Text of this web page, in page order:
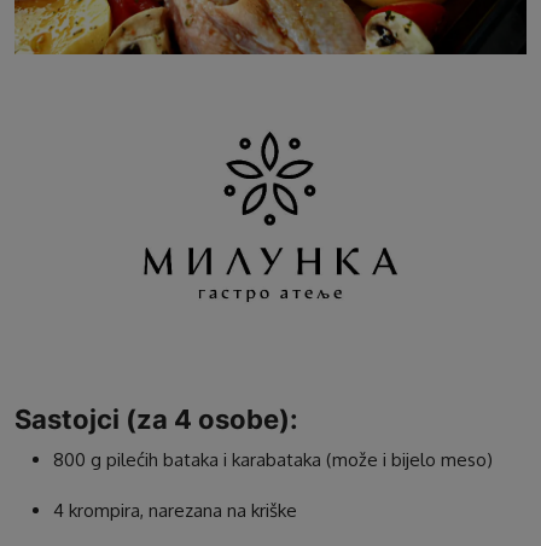
Sastojci (za 4 osobe):
800 g pilećih bataka i karabataka (može i bijelo meso)
4 krompira, narezana na kriške